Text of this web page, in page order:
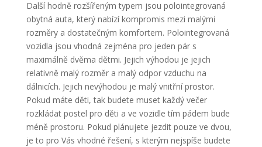
Další hodně rozšířeným typem jsou polointegrovaná
obytná auta, který nabízí kompromis mezi malými
rozměry a dostatečným komfortem. Polointegrovaná
vozidla jsou vhodná zejména pro jeden pár s
maximálně dvěma dětmi. Jejich výhodou je jejich
relativně malý rozměr a malý odpor vzduchu na
dálnicích. Jejich nevýhodou je malý vnitřní prostor.
Pokud máte děti, tak budete muset každý večer
rozkládat postel pro děti a ve vozidle tím pádem bude
méně prostoru. Pokud plánujete jezdit pouze ve dvou,
je to pro Vás vhodné řešení, s kterým nejspíše budete